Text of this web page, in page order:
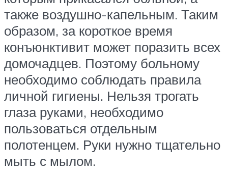
также воздушно-капельным. Таким
образом, за короткое время
конъюнктивит может поразить всех
домочадцев. Поэтому больному
необходимо соблюдать правила
личной гигиены. Нельзя трогать
глаза руками, необходимо
пользоваться отдельным
полотенцем. Руки нужно тщательно
мыть с мылом.